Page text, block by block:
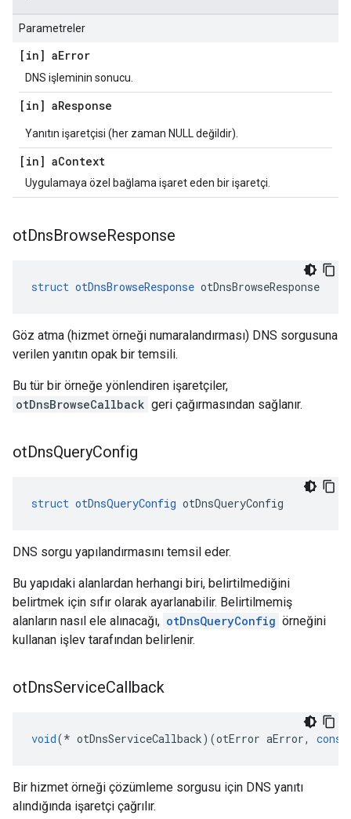
Parametreler
[in] aError
DNS işleminin sonucu.
[in] aResponse
Yanıtın işaretçisi (her zaman NULL değildir).
[in] aContext
Uygulamaya özel bağlama işaret eden bir işaretçi.
otDnsBrowseResponse
struct otDnsBrowseResponse otDnsBrowseResponse
Göz atma (hizmet örneği numaralandırması) DNS sorgusuna
verilen yanıtın opak bir temsili.
Bu tür bir örneğe yönlendiren işaretçiler,
otDnsBrowseCallback geri çağırmasından sağlanır.
otDnsQueryConfig
struct otDnsQueryConfig otDnsQueryConfig
DNS sorgu yapılandırmasını temsil eder.
Bu yapıdaki alanlardan herhangi biri, belirtilmediğini
belirtmek için sıfır olarak ayarlanabilir. Belirtilmemiş
alanların nasıl ele alınacağı, otDnsQueryConfig örneğini
kullanan işlev tarafından belirlenir.
otDnsServiceCallback
void(* otDnsServiceCallback)(otError aError, const
Bir hizmet örneği çözümleme sorgusu için DNS yanıtı
alındığında işaretçi çağrılır.